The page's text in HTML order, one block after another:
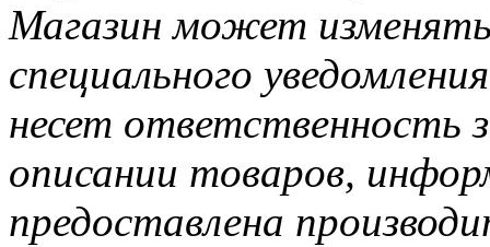
Магазин может
специального
несет ответственность
описании товаров,
предоставлена